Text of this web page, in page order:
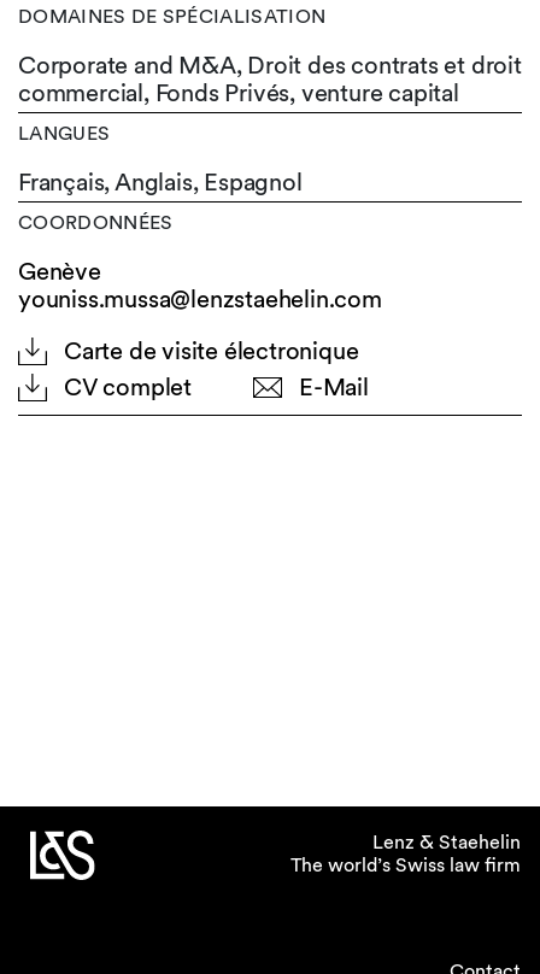
DOMAINES DE SPÉCIALISATION
Corporate and M&A, Droit des contrats et droit
commercial, Fonds Privés, venture capital
LANGUES
Français,Anglais, Espagnol
COORDONNÉES
Genève
youniss.mussa@lenzstaehelin.com
Carte de visite électronique
CV complet
E-Mail
Lenz & Staehelin
The world’s Swiss law firm